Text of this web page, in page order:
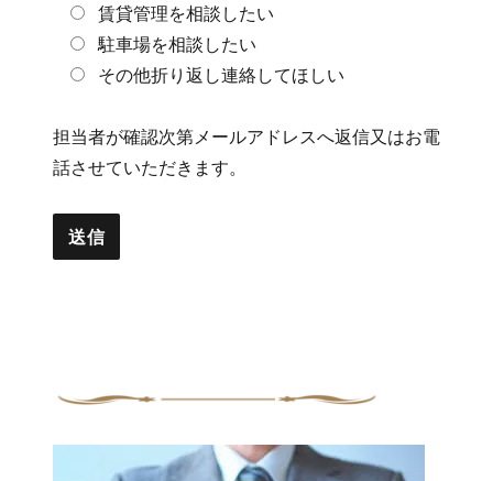
賃貸管理を相談したい
駐車場を相談したい
その他折り返し連絡してほしい
担当者が確認次第メールアドレスへ返信又はお電
話させていただきます。